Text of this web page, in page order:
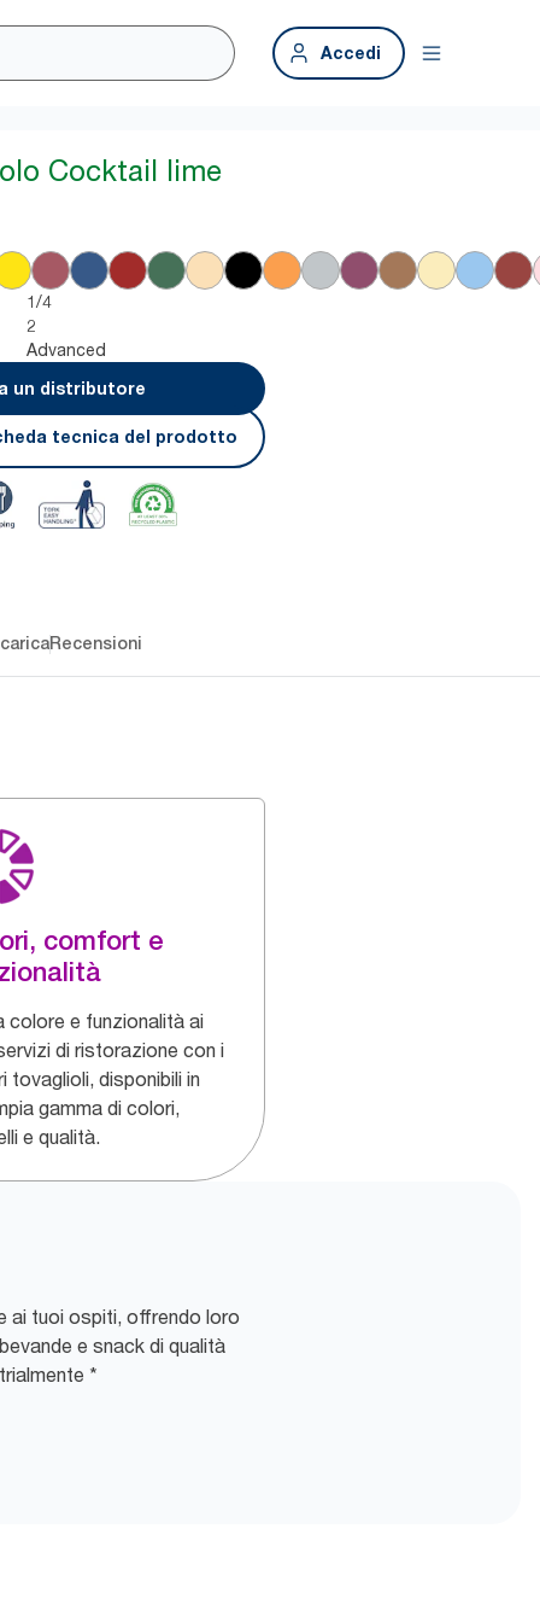
Accedi
Cocktail lime
1/4
2
Advanced
un distributore
tecnica del prodotto
Recensioni
comfort e
colore e funzionalità ai
di ristorazione con i
tovaglioli, disponibili in
gamma di colori,
e qualità.
ai tuoi ospiti, offrendo loro
e snack di qualità
*